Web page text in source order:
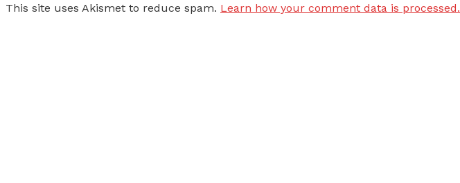
This site uses Akismet to reduce spam. Learn how your comment data is processed.